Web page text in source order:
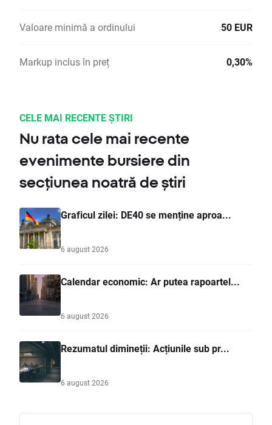
Valoare minimă a ordinului 50 EUR
Markup inclus în preț 0,30%
CELE MAI RECENTE ȘTIRI
Nu rata cele mai recente
evenimente bursiere din
secțiunea noatră de știri
Graficul zilei: DE40 se menține aproa...
6 august 2026
Calendar economic: Ar putea rapoartel...
6 august 2026
Rezumatul dimineții: Acțiunile sub pr...
6 august 2026